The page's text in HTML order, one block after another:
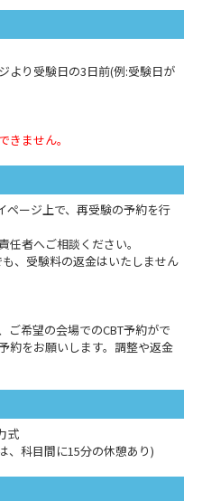
より受験日の3日前(例:受験日が
きません。
ページ上で、再受験の予約を行
者へご相談ください。
、受験料の返金はいたしません
ご希望の会場でのCBT予約がで
約をお願いします。調整や返金
式
、科目間に15分の休憩あり)